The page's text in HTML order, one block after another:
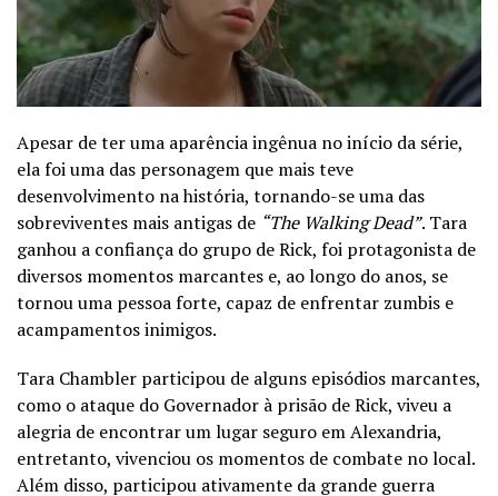
Apesar de ter uma aparência ingênua no início da série,
ela foi uma das personagem que mais teve
desenvolvimento na história, tornando-se uma das
sobreviventes mais antigas de “The Walking Dead”. Tara
ganhou a confiança do grupo de Rick, foi protagonista de
diversos momentos marcantes e, ao longo do anos, se
tornou uma pessoa forte, capaz de enfrentar zumbis e
acampamentos inimigos.
Tara Chambler participou de alguns episódios marcantes,
como o ataque do Governador à prisão de Rick, viveu a
alegria de encontrar um lugar seguro em Alexandria,
entretanto, vivenciou os momentos de combate no local.
Além disso, participou ativamente da grande guerra